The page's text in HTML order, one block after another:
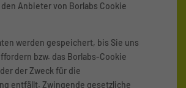
Anbieter von Borlabs Cookie
werden gespeichert, bis Sie uns
bzw. das Borlabs-Cookie
der Zweck für die
entfällt. Zwingende gesetzliche